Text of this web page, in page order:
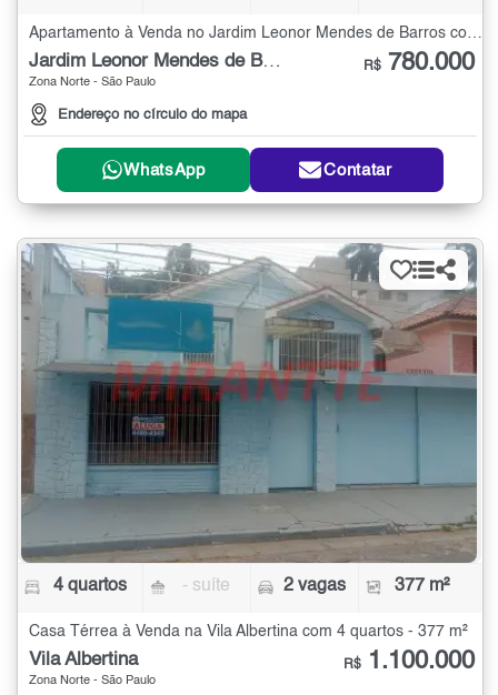
Apartamento à Venda no Jardim Leonor Mendes de Barros com 2 quartos - 70 m²
Jardim Leonor Mendes de Barros
Zona Norte - São Paulo
Endereço no círculo do mapa
R$ 780.000
WhatsApp Contatar
4 quartos - suíte 2 vagas 377 m²
Casa Térrea à Venda na Vila Albertina com 4 quartos - 377 m²
Vila Albertina
Zona Norte - São Paulo
R$ 1.100.000